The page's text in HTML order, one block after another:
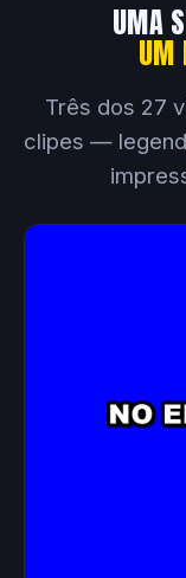
UMA
UM
Três dos 27
clipes —